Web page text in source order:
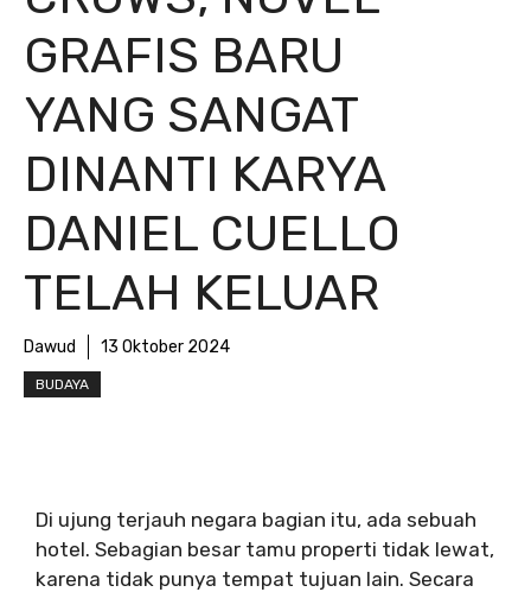
GRAFIS BARU
YANG SANGAT
DINANTI KARYA
DANIEL CUELLO
TELAH KELUAR
Dawud 13 Oktober 2024
BUDAYA
Di ujung terjauh negara bagian itu, ada sebuah
hotel. Sebagian besar tamu properti tidak lewat,
karena tidak punya tempat tujuan lain. Secara